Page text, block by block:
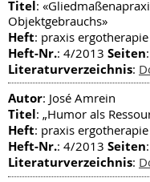
Titel:
Objektgebrauchs»
Heft: praxis ergotherapie
Heft-Nr.: 4/2013 Seiten
Literaturverzeichnis:
Autor: José Amrein
Titel: „Humor als
Heft: praxis ergotherapie
Heft-Nr.: 4/2013 Seiten
Literaturverzeichnis: